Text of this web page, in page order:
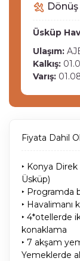
Üsküp
Ulaşım:
Kalkış:
Varış:
Fiyata Dahil
‣ Konya
Üsküp)
‣ Programda
‣ Havalimanı
‣ 4*otellerde
konaklama
‣ 7 akşam
Yemeklerde